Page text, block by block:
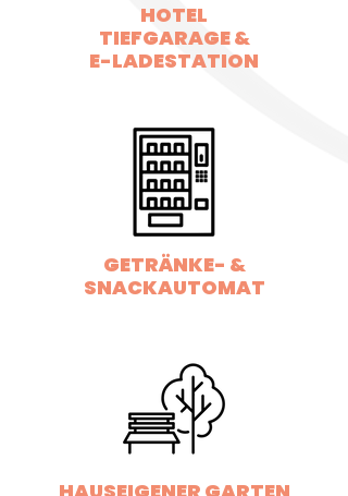
HOTEL
TIEFGARAGE &
E-LADESTATION
GETRÄNKE- &
SNACKAUTOMAT